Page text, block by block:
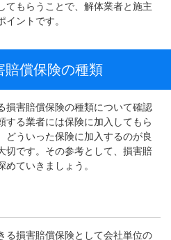
てもらうことで、解体業者と施主
ントです。
賠償保険の種類
損害賠償保険の種類について確認
する業者には保険に加入してもら
どういった保険に加入するのが良
切です。その参考として、損害賠
ていきましょう。
る損害賠償保険として会社単位の